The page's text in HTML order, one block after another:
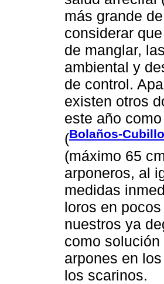
más grande
considerar
de manglar,
ambiental y
de control.
existen otros
este año
(Bolaños-
(máximo 65
arponeros, al
medidas
loros en
nuestros ya
como
arpones en
los scarinos.